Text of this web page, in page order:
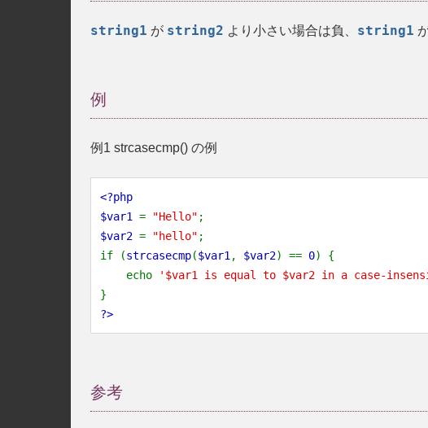
string1 が string2 より小さい場合は負、 string1
例
例1 strcasecmp() の例
<?php
$var1 = "Hello" ;
$var2 = "hello" ;
if (strcasecmp($var1 , $var2) == 0) {
echo
'$var1 is equal to $var2 in a case-
}
?>
参考